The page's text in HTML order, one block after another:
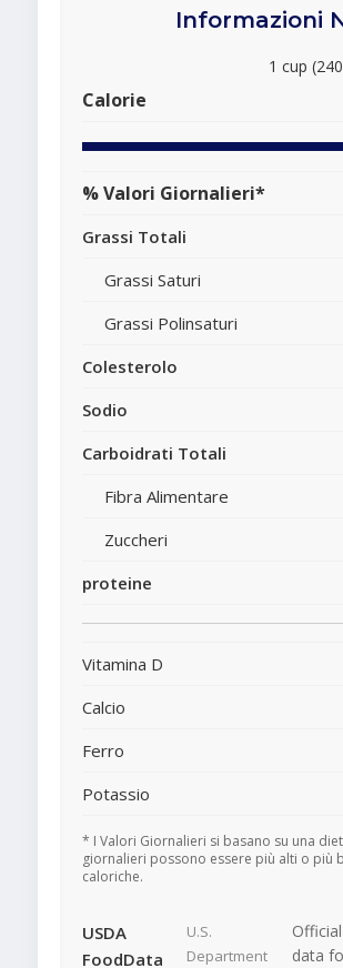
Informazioni
1 cup
Calorie
% Valori Giornalieri*
Grassi Totali
Grassi Saturi
Grassi Polinsaturi
Colesterolo
Sodio
Carboidrati Totali
Fibra Alimentare
Zuccheri
proteine
Vitamina D
Calcio
Ferro
Potassio
* I Valori Giornalieri si basano su una
giornalieri possono essere più alti o più
caloriche.
USDA
FoodData
U.S.
Department
data